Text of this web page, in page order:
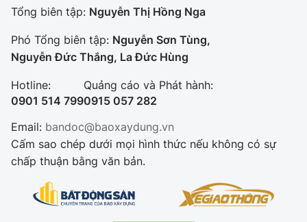
Tổng biên tập: Nguyễn Thị Hồng Nga
Phó Tổng biên tập: Nguyễn Sơn Tùng,
Nguyễn Đức Thắng, La Đức Hùng
Hotline:
0901 514 799
Quảng cáo và Phát hành:
0915 057 282
Email: bandoc@baoxaydung.vn
Cấm sao chép dưới mọi hình thức nếu không có sự
chấp thuận bằng văn bản.